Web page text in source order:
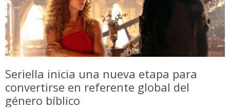
Seriella inicia una nueva etapa para
convertirse en referente global del
género bíblico